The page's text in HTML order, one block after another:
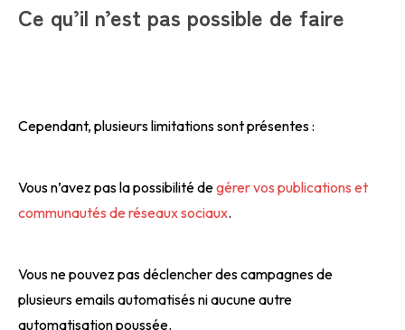
Ce qu’il n’est pas possible de faire
Cependant, plusieurs limitations sont présentes :
Vous n’avez pas la possibilité degérer vos publications et
communautés de réseaux sociaux.
Vous ne pouvez pas déclencher des campagnes de
plusieurs emails automatisés ni aucune autre
automatisation poussée.